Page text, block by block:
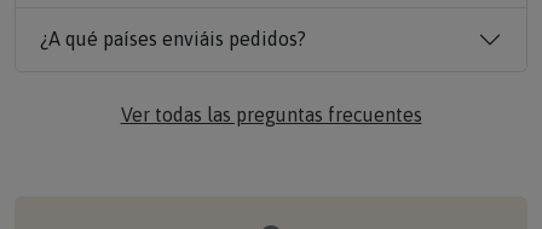
¿A qué países enviáis pedidos?
Ver todas las preguntas frecuentes